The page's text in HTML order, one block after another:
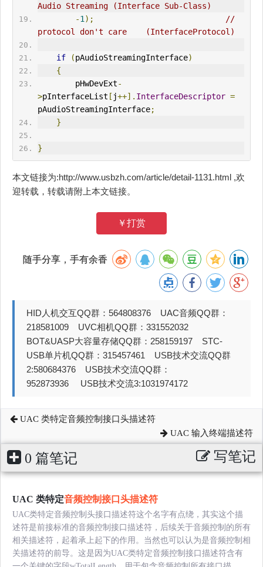
Audio Streaming (Interface Sub-Class)
-1 );
//
protocol don't care    (InterfaceProtocol)
if (pAudioStreamingInterface)
{
        pHwDevExt
-
>pInterfaceList [ j++]. InterfaceDescriptor =
pAudioStreamingInterface;
}
}
本文链接为:http://www.usbzh.com/article/detail-1131.html ,欢
迎转载，转载请附上本文链接。
￥打赏
随手分享，手有余香
HID人机交互QQ群：564808376 UAC音频QQ群：
218581009 UVC相机QQ群：331552032
BOT&UASP大容量存储QQ群：258159197 STC-
USB单片机QQ群：315457461 USB技术交流QQ群
2:580684376 USB技术交流QQ群：
952873936 USB技术交流3:1031974172
UAC 类特定音频控制接口头描述符
UAC 输入终端描述符
0 篇笔记 写笔记
UAC 类特定音频控制接口头描述符
UAC类特定音频控制头接口描述符这个名字有点绕，其实这个描
述符是前接标准的音频控制接口描述符，后续关于音频控制的所有
相关描述符，起着承上起下的作用。当然也可以认为是音频控制相
关描述符的前导。这是因为UAC类特定音频控制接口描述符含有